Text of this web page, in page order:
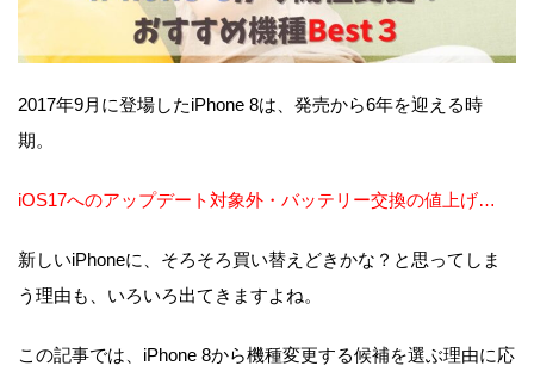
2017年9月に登場したiPhone 8は、発売から6年を迎える時
期。
iOS17へのアップデート対象外・バッテリー交換の値上げ…
新しいiPhoneに、そろそろ買い替えどきかな？と思ってしま
う理由も、いろいろ出てきますよね。
この記事では、iPhone 8から機種変更する候補を選ぶ理由に応